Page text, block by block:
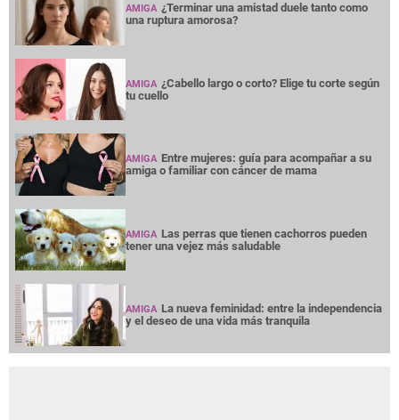
AMIGA ¿Terminar una amistad duele tanto como
una ruptura amorosa?
AMIGA ¿Cabello largo o corto? Elige tu corte según
tu cuello
AMIGA Entre mujeres: guía para acompañar a su
amiga o familiar con cáncer de mama
AMIGA Las perras que tienen cachorros pueden
tener una vejez más saludable
AMIGA La nueva feminidad: entre la independencia
y el deseo de una vida más tranquila